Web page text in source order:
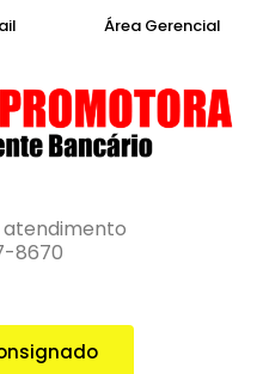
Área Gerencial
8670‬